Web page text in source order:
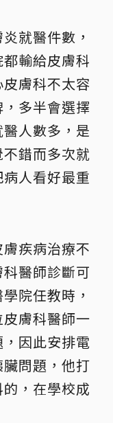
就醫件數，
輸給皮膚科
膚科不太容
多半會選擇
人數多，是
錯而多次就
人看好最重
疾病治療不
醫師診斷可
院任教時，
膚科醫師一
因此安排電
問題，他打
，在學校成